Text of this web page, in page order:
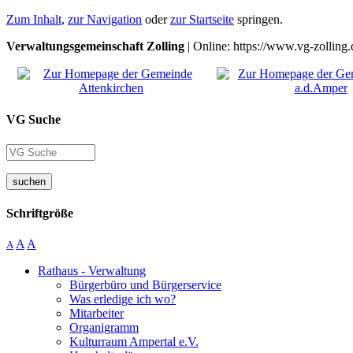
Zum Inhalt, zur Navigation oderzur Startseite springen.
Verwaltungsgemeinschaft Zolling | Online: https://www.vg-
VG Suche
suchen
Schriftgröße
A A A
Rathaus - Verwaltung
Bürgerbüro und Bürgerservice
Was erledige ich wo?
Mitarbeiter
Organigramm
Kulturraum Ampertal e.V.